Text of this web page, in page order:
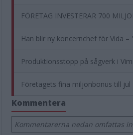
FÖRETAG INVESTERAR 700
Han blir ny koncernchef för Vida
Produktionsstopp på sågverk i
Företagets fina miljonbonus till
Kommentera
Kommentarerna nedan omfattas